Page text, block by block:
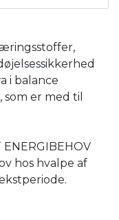
i balance
er med til
hos hvalpe af